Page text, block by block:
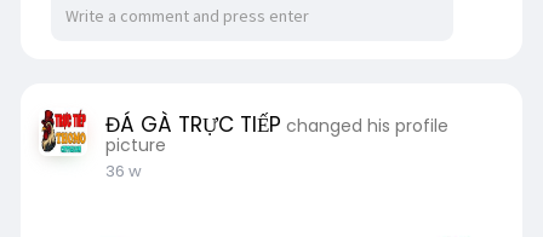
ĐÁ GÀ TRỰC TIẾP changed his profile
picture
36 w